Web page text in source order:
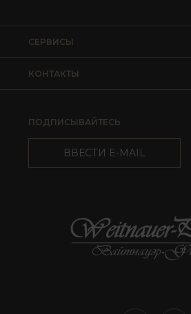
КОНТАКТЫ
СЕРВИСЫ
ПОДПИСЫВАЙТЕСЬ
ВВЕСТИ E-MAIL